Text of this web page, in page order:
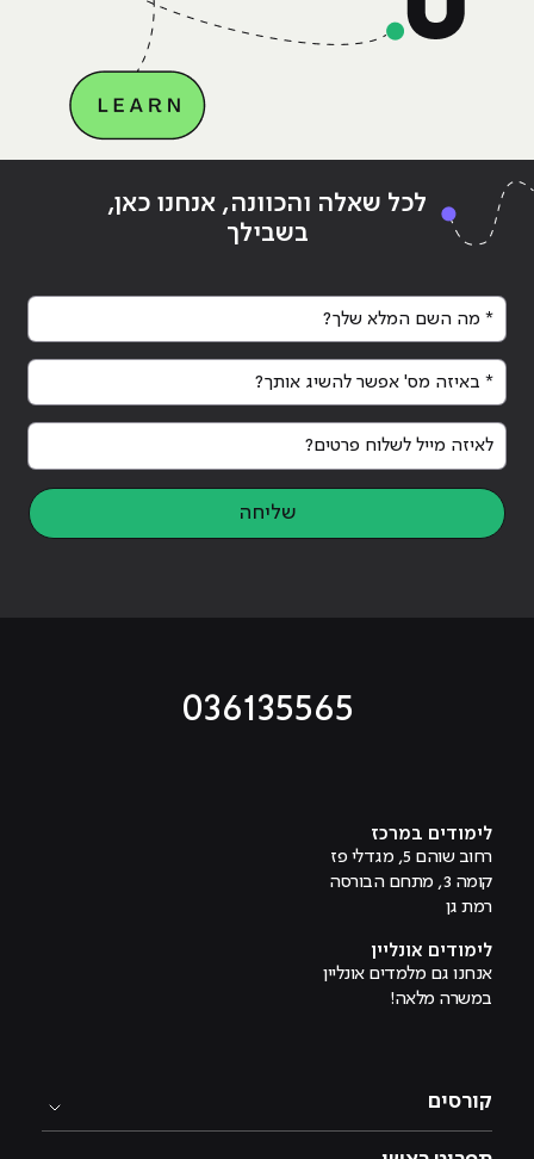
Continue reading "MCAAA"
לכל שאלה והכוונה, אנחנו כאן,
בשבילך
* מה השם המלא שלך?
* באיזה מס' אפשר להשיג אותך?
לאיזה מייל לשלוח פרטים?
שליחה
036135565
לימודים במרכז
רחוב שוהם 5, מגדלי פז
קומה 3, מתחם הבורסה
רמת גן
לימודים אונליין
אנחנו גם מלמדים אונליין
במשרה מלאה!
קורסים